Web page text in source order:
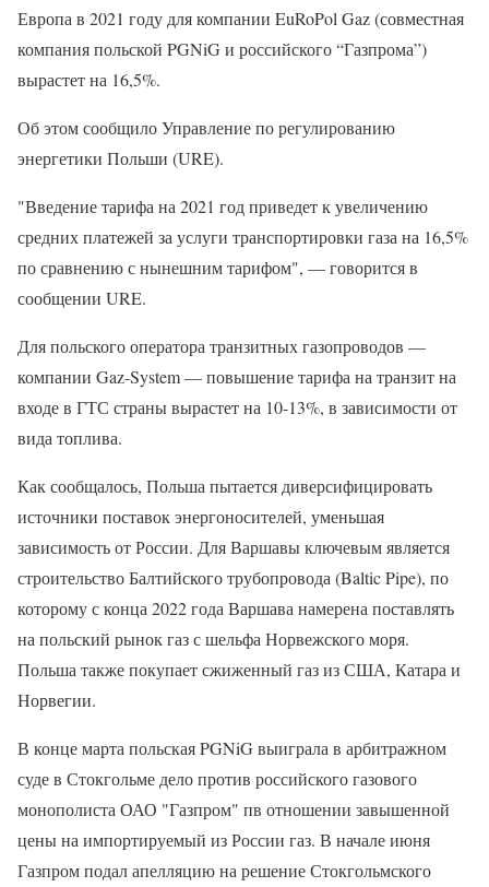
Европа в 2021 году для компании EuRoPol Gaz (совместная
компания польской PGNiG и российского “Газпрома”)
вырастет на 16,5%.
Об этом сообщило Управление по регулированию
энергетики Польши (URE).
"Введение тарифа на 2021 год приведет к увеличению
средних платежей за услуги транспортировки газа на 16,5%
по сравнению с нынешним тарифом", — говорится в
сообщении URE.
Для польского оператора транзитных газопроводов —
компании Gaz-System — повышение тарифа на транзит на
входе в ГТС страны вырастет на 10-13%, в зависимости от
вида топлива.
Как сообщалось, Польша пытается диверсифицировать
источники поставок энергоносителей, уменьшая
зависимость от России. Для Варшавы ключевым является
строительство Балтийского трубопровода (Baltic Pipe), по
которому с конца 2022 года Варшава намерена поставлять
на польский рынок газ с шельфа Норвежского моря.
Польша также покупает сжиженный газ из США, Катара и
Норвегии.
В конце марта польская PGNiG выиграла в арбитражном
суде в Стокгольме дело против российского газового
монополиста ОАО "Газпром" пв отношении завышенной
цены на импортируемый из России газ. В начале июня
Газпром подал апелляцию на решение Стокгольмского